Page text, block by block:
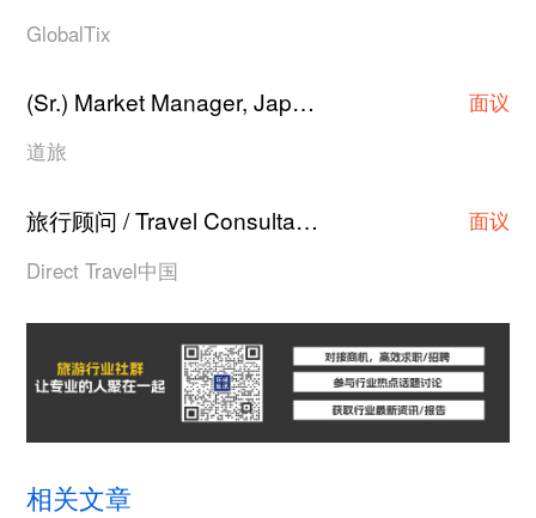
GlobalTix
(Sr.) Market Manager, Japan Hotel Contracting ·
面议
道旅
旅行顾问 / Travel Consultant·
面议
Direct Travel中国
相关文章